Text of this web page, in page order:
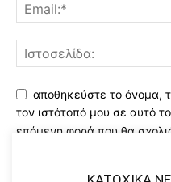
αποθηκεύστε το όνομα,
τον ιστότοπό μου σε αυτό
επόμενη φορά που θα
Χρησιμοποιώντας αυτό